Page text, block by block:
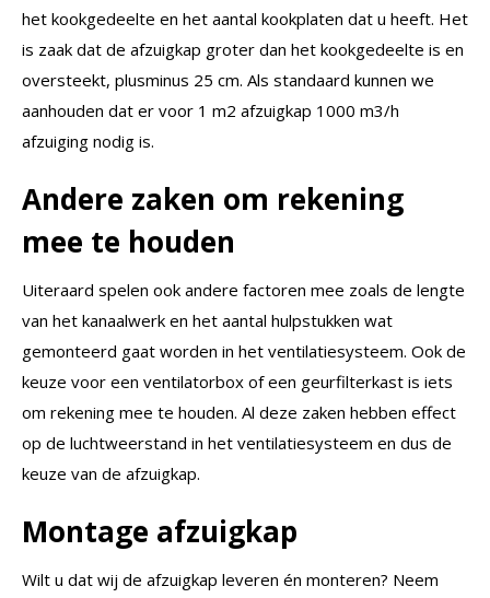
het kookgedeelte en het aantal kookplaten dat u heeft. Het
is zaak dat de afzuigkap groter dan het kookgedeelte is en
oversteekt, plusminus 25 cm. Als standaard kunnen we
aanhouden dat er voor 1 m2 afzuigkap 1000 m3/h
afzuiging nodig is.
Andere zaken om rekening
mee te houden
Uiteraard spelen ook andere factoren mee zoals de lengte
van het kanaalwerk en het aantal hulpstukken wat
gemonteerd gaat worden in het ventilatiesysteem. Ook de
keuze voor een ventilatorbox of een geurfilterkast is iets
om rekening mee te houden. Al deze zaken hebben effect
op de luchtweerstand in het ventilatiesysteem en dus de
keuze van de afzuigkap.
Montage afzuigkap
Wilt u dat wij de afzuigkap leveren én monteren? Neem